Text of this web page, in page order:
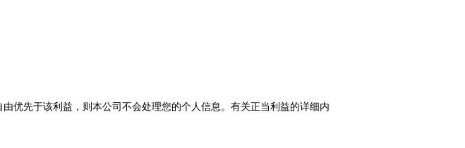
优先于该利益，则本公司不会处理您的个人信息。有关正当利益的详细内